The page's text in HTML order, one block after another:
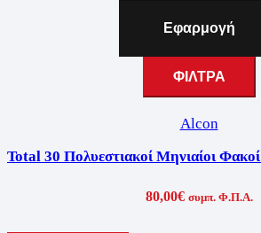
Εφαρμογή
ΦΙΛΤΡΑ
Alcon
Total 30 Πολυεστιακοί Μηνιαίοι
80,00€ συμπ. Φ.Π.Α.